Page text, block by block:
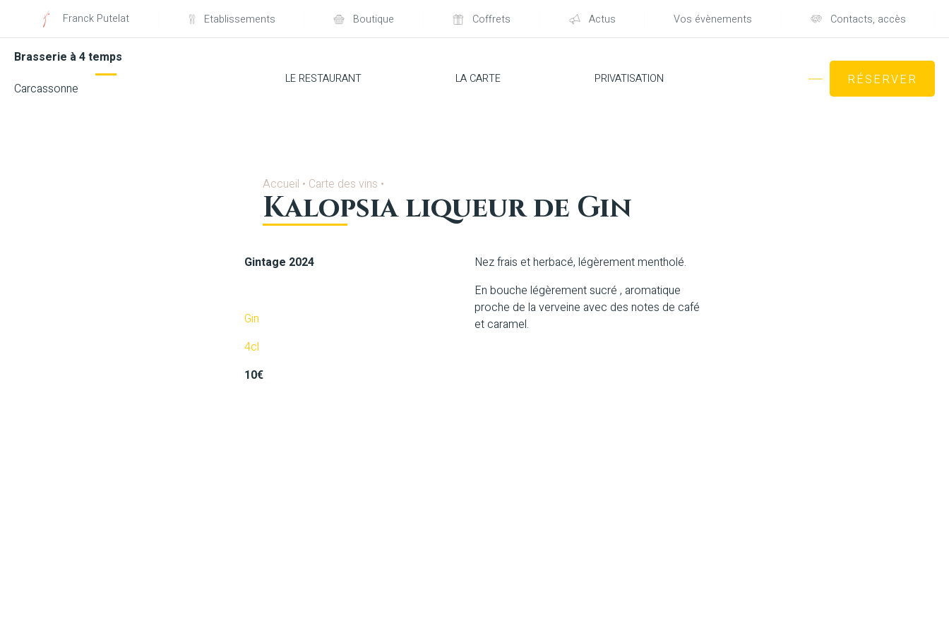
Franck Putelat Etablissements Boutique Coffrets Actus Vos évènements Contacts, accès
Brasserie à 4 temps
Carcassonne
LE RESTAURANT LA CARTE PRIVATISATION RÉSERVER
Accueil • Carte des vins •
Kalopsia liqueur de Gin
Gintage 2024
Gin
4cl
10€
Nez frais et herbacé, légèrement mentholé.
En bouche légèrement sucré , aromatique
proche de la verveine avec des notes de café
et caramel.